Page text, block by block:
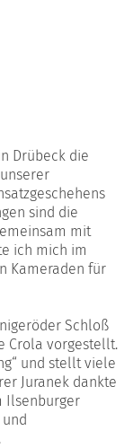
Drübeck die
sind die
mit
ich mich im
Kameraden für
Schloß
Crola vorgestellt.
und stellt viele
Juranek dankte
Ilsenburger